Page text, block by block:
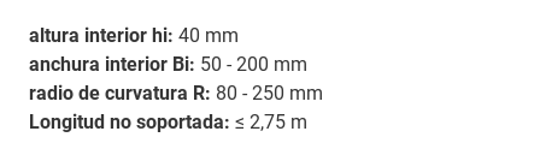
altura interior hi: 40 mm
anchura interior Bi: 50 - 200 mm
radio de curvatura R: 80 - 250 mm
Longitud no soportada: ≤ 2,75 m